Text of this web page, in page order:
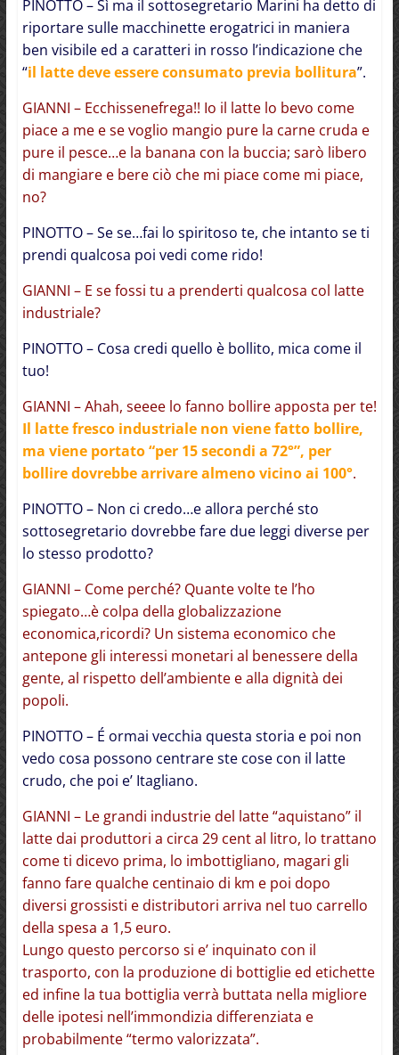
PINOTTO – Sì ma il sottosegretario Marini ha detto di
riportare sulle macchinette erogatrici in maniera
ben visibile ed a caratteri in rosso l’indicazione che
“il latte deve essere consumato previa bollitura”.
GIANNI – Ecchissenefrega!! Io il latte lo bevo come
piace a me e se voglio mangio pure la carne cruda e
pure il pesce…e la banana con la buccia; sarò libero
di mangiare e bere ciò che mi piace come mi piace,
no?
PINOTTO – Se se…fai lo spiritoso te, che intanto se ti
prendi qualcosa poi vedi come rido!
GIANNI – E se fossi tu a prenderti qualcosa col latte
industriale?
PINOTTO – Cosa credi quello è bollito, mica come il
tuo!
GIANNI – Ahah, seeee lo fanno bollire apposta per te!
Il latte fresco industriale non viene fatto bollire,
ma viene portato “per 15 secondi a 72°”, per
bollire dovrebbe arrivare almeno vicino ai 100°.
PINOTTO – Non ci credo…e allora perché sto
sottosegretario dovrebbe fare due leggi diverse per
lo stesso prodotto?
GIANNI – Come perché? Quante volte te l’ho
spiegato…è colpa della globalizzazione
economica,ricordi? Un sistema economico che
antepone gli interessi monetari al benessere della
gente, al rispetto dell’ambiente e alla dignità dei
popoli.
PINOTTO – É ormai vecchia questa storia e poi non
vedo cosa possono centrare ste cose con il latte
crudo, che poi e’ Itagliano.
GIANNI – Le grandi industrie del latte “aquistano” il
latte dai produttori a circa 29 cent al litro, lo trattano
come ti dicevo prima, lo imbottigliano, magari gli
fanno fare qualche centinaio di km e poi dopo
diversi grossisti e distributori arriva nel tuo carrello
della spesa a 1,5 euro.
Lungo questo percorso si e’ inquinato con il
trasporto, con la produzione di bottiglie ed etichette
ed infine la tua bottiglia verrà buttata nella migliore
delle ipotesi nell’immondizia differenziata e
probabilmente “termo valorizzata”.